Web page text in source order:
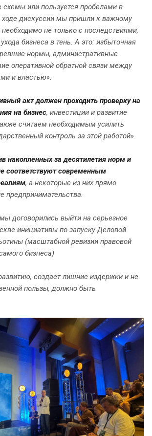
схемы или пользуется пробелами в
ходе дискуссии мы пришли к важному
не только с последствиями,
бизнеса в тень. А это: избыточная
нормы, административные
оперативной обратной связи между
и властью».
акт должен проходить проверку на
на бизнес, инвестиции и развитие
считаем необходимым усилить
контроль за этой работой».
накопленных за десятилетия норм и
соответствуют современным
, а некоторые из них прямо
предпринимательства.
договорились выйти на серьезное
инициативы по запуску Деловой
(масштабной ревизии правовой
бизнеса)
создает лишние издержки и не
пользы, должно быть